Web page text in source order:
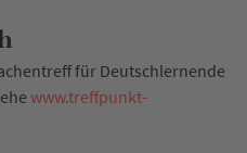
für Deutschlernende
www.treffpunkt-